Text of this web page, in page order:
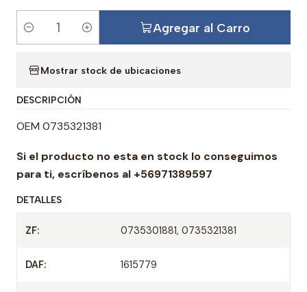
i
d
d
Agregar al Carro
Mostrar stock de ubicaciones
DESCRIPCIÓN
OEM 0735321381
Si el producto no esta en stock lo conseguimos
para ti, escríbenos al +56971389597
DETALLES
ZF: 0735301881, 0735321381
DAF: 1615779